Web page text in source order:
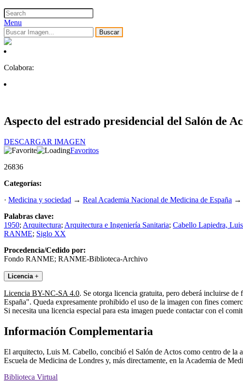
Menu
Buscar
Colabora:
Aspecto del estrado presidencial del Salón de
DESCARGAR IMAGEN
Favoritos
26836
Categorías:
· Medicina y sociedad → Real Academia Nacional de Medicina de España →
Palabras clave:
1950; Arquitectura; Arquitectura e Ingeniería Sanitaria; Cabello Lapiedra,
RANME; Siglo XX
Procedencia/Cedido por:
Fondo RANME; RANME-Biblioteca-Archivo
Licencia +
Licencia BY-NC-SA 4.0. Se otorga licencia gratuita, pero deberá incluirse
España". Queda expresamente prohibido el uso de la imagen con fines
Si necesita una licencia especial para esta imagen puede contactar con el
Información Complementaria
El arquitecto, Luis M. Cabello, concibió el Salón de Actos como centro de la
Escuela de Medicina de Londres y, más directamente, en la Academia de
Biblioteca Virtual